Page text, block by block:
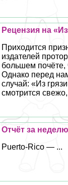
Рецензия на
Приходится
издателей
большем почёте,
Однако перед
случай: «Из
смотрится
Отчёт за
Puerto-Rico — ...